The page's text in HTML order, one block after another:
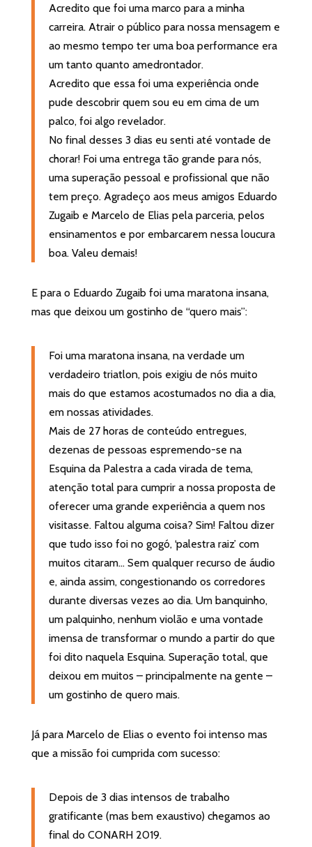
Acredito que foi uma marco para a minha
carreira. Atrair o público para nossa mensagem e
ao mesmo tempo ter uma boa performance era
um tanto quanto amedrontador.
Acredito que essa foi uma experiência onde
pude descobrir quem sou eu em cima de um
palco, foi algo revelador.⁣
No final desses 3 dias eu senti até vontade de
chorar! Foi uma entrega tão grande para nós,
uma superação pessoal e profissional que não
tem preço. Agradeço aos meus amigos Eduardo
Zugaib e Marcelo de Elias pela parceria, pelos
ensinamentos e por embarcarem nessa loucura
boa. Valeu demais!⁣
E para o Eduardo Zugaib foi uma maratona insana,
mas que deixou um gostinho de “quero mais”:
Foi uma maratona insana, na verdade um
verdadeiro triatlon, pois exigiu de nós muito
mais do que estamos acostumados no dia a dia,
em nossas atividades.
Mais de 27 horas de conteúdo entregues,
dezenas de pessoas espremendo-se na
Esquina da Palestra a cada virada de tema,
atenção total para cumprir a nossa proposta de
oferecer uma grande experiência a quem nos
visitasse. Faltou alguma coisa? Sim! Faltou dizer
que tudo isso foi no gogó, ‘palestra raiz’ com
muitos citaram… Sem qualquer recurso de áudio
e, ainda assim, congestionando os corredores
durante diversas vezes ao dia. Um banquinho,
um palquinho, nenhum violão e uma vontade
imensa de transformar o mundo a partir do que
foi dito naquela Esquina. Superação total, que
deixou em muitos – principalmente na gente –
um gostinho de quero mais.
Já para Marcelo de Elias o evento foi intenso mas
que a missão foi cumprida com sucesso:
Depois de 3 dias intensos de trabalho
gratificante (mas bem exaustivo) chegamos ao
final do CONARH 2019.